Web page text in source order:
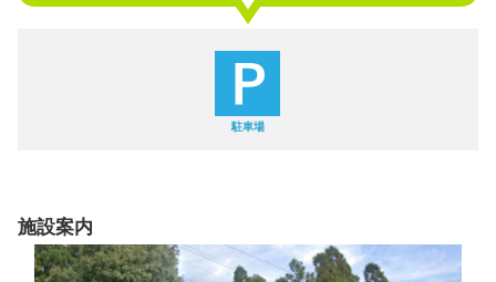
駐車場
施設案内